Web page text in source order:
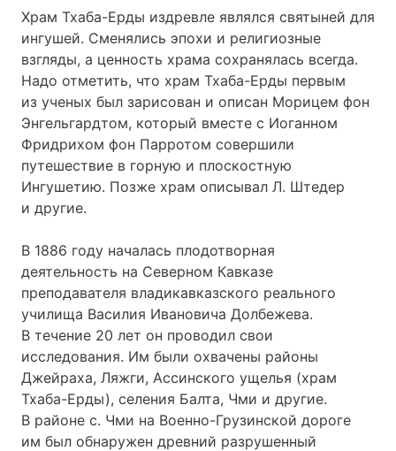
Храм Тхаба-Ерды издревле являлся святыней для
ингушей. Сменялись эпохи и религиозные
взгляды, а ценность храма сохранялась всегда.
Надо отметить, что храм Тхаба-Ерды первым
из ученых был зарисован и описан Морицем фон
Энгельгардтом, который вместе с Иоганном
Фридрихом фон Парротом совершили
путешествие в горную и плоскостную
Ингушетию. Позже храм описывал Л. Штедер
и другие.
В 1886 году началась плодотворная
деятельность на Северном Кавказе
преподавателя владикавказского реального
училища Василия Ивановича Долбежева.
В течение 20 лет он проводил свои
исследования. Им были охвачены районы
Джейраха, Ляжги, Ассинского ущелья (храм
Тхаба-Ерды), селения Балта, Чми и другие.
В районе с. Чми на Военно-Грузинской дороге
им был обнаружен древний разрушенный